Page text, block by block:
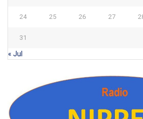
24 25 26 27
31
« Jul